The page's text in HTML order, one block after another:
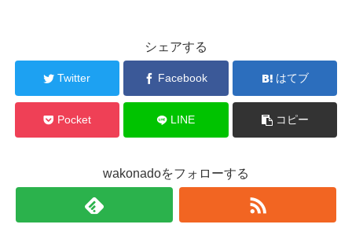
シェアする
Twitter Facebook はてブ
Pocket LINE コピー
wakonadoをフォローする